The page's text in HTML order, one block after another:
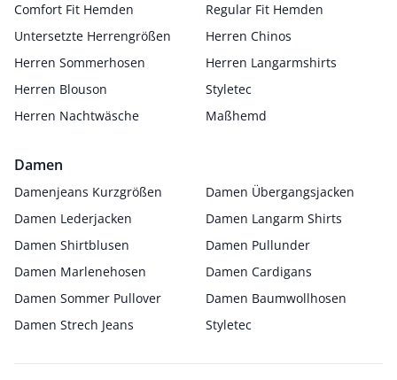
Comfort Fit Hemden
Regular Fit Hemden
Untersetzte Herrengrößen
Herren Chinos
Herren Sommerhosen
Herren Langarmshirts
Herren Blouson
Styletec
Herren Nachtwäsche
Maßhemd
Damen
Damenjeans Kurzgrößen
Damen Übergangsjacken
Damen Lederjacken
Damen Langarm Shirts
Damen Shirtblusen
Damen Pullunder
Damen Marlenehosen
Damen Cardigans
Damen Sommer Pullover
Damen Baumwollhosen
Damen Strech Jeans
Styletec